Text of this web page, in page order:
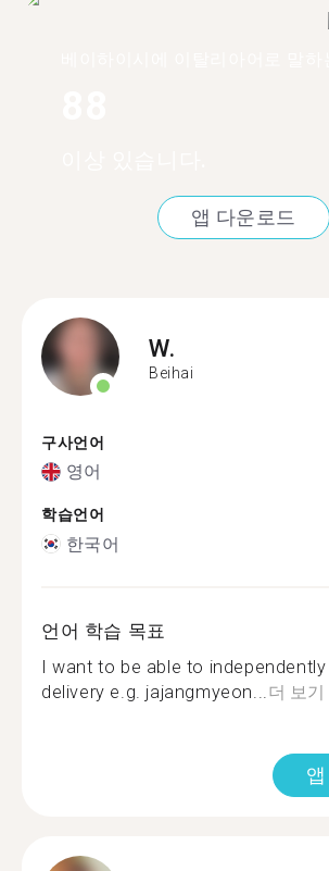
앱 다운로드
W.
Beihai
구사언어
영어
학습언어
한국어
언어 학습 목표
I want to be able to
delivery e.g. jajangmyeon... 더 보기